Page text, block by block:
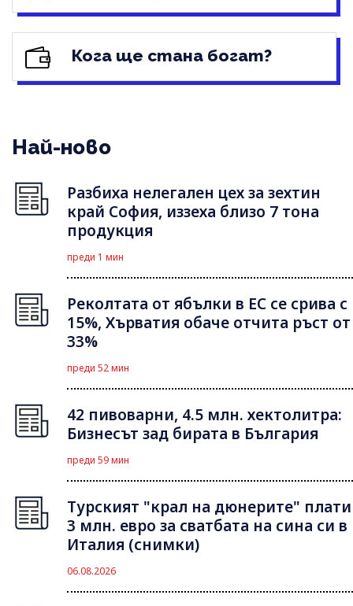
Кога ще стана богат?
Най-ново
Разбиха нелегален цех за зехтин
край София, иззеха близо 7 тона
продукция
преди 1 мин
Реколтата от ябълки в ЕС се срива с
15%, Хърватия обаче отчита ръст от
33%
преди 52 мин
42 пивоварни, 4.5 млн. хектолитра:
Бизнесът зад бирата в България
преди 59 мин
Турският "крал на дюнерите" плати
3 млн. евро за сватбата на сина си в
Италия (снимки)
06.08.2026